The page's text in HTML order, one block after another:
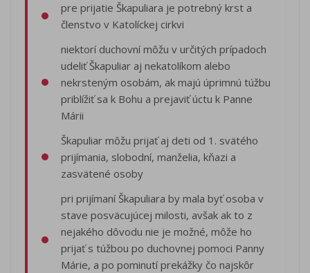
pre prijatie Škapuliara je potrebný krst a
členstvo v Katolíckej cirkvi
niektorí duchovní môžu v určitých prípadoch
udeliť Škapuliar aj nekatolíkom alebo
nekrsteným osobám, ak majú úprimnú túžbu
priblížiť sa k Bohu a prejaviť úctu k Panne
Márii
Škapuliar môžu prijať aj deti od 1. svätého
prijímania, slobodní, manželia, kňazi a
zasvätené osoby
pri prijímaní Škapuliara by mala byť osoba v
stave posväcujúcej milosti, avšak ak to z
nejakého dôvodu nie je možné, môže ho
prijať s túžbou po duchovnej pomoci Panny
Márie, a po pominutí prekážky čo najskôr